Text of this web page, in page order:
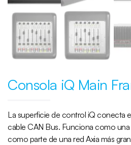
Consola iQ Main
La superficie de control iQ conecta
cable CAN Bus. Funciona como
como parte de una red Axia más